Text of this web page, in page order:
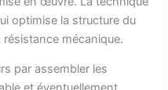
optimise la structure du
mécanique.
par assembler les